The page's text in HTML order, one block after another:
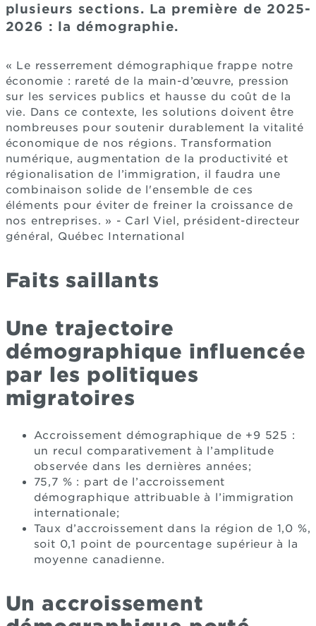
plusieurs sections. La première de 2025-
2026 : la démographie.
« Le resserrement démographique frappe notre
économie : rareté de la main-d’œuvre, pression
sur les services publics et hausse du coût de la
vie. Dans ce contexte, les solutions doivent être
nombreuses pour soutenir durablement la vitalité
économique de nos régions. Transformation
numérique, augmentation de la productivité et
régionalisation de l’immigration, il faudra une
combinaison solide de l'ensemble de ces
éléments pour éviter de freiner la croissance de
nos entreprises. » - Carl Viel, président-directeur
général, Québec International
Faits saillants
Une trajectoire
démographique influencée
par les politiques
migratoires
Accroissement démographique de +9 525 :
un recul comparativement à l’amplitude
observée dans les dernières années;
75,7 % : part de l’accroissement
démographique attribuable à l’immigration
internationale;
Taux d’accroissement dans la région de 1,0 %,
soit 0,1 point de pourcentage supérieur à la
moyenne canadienne.
Un accroissement